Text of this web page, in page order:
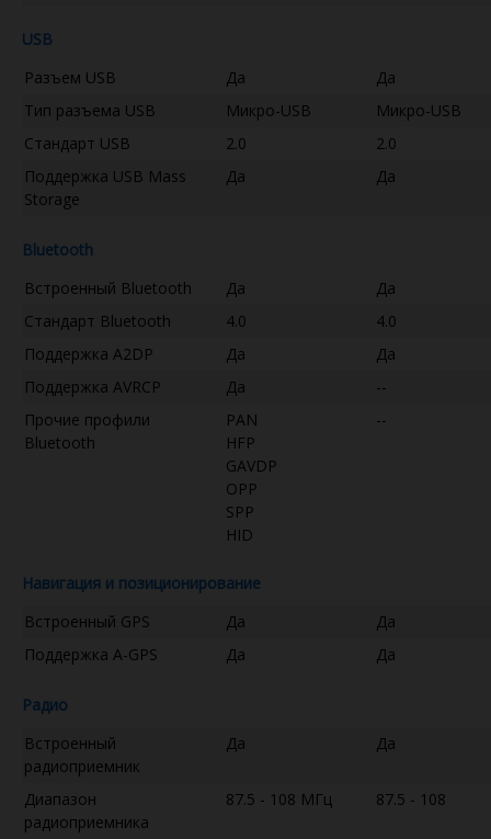
USB
Разъем USB
Да
Да
Тип разъема USB
Микро-USB
Микро-USB
Стандарт USB
2.0
2.0
Поддержка USB Mass
Storage
Да Да
Bluetooth
Встроенный Bluetooth
Да
Да
Стандарт Bluetooth
4.0
4.0
Поддержка A2DP
Да
Да
Поддержка AVRCP
Да
--
Прочие профили
Bluetooth
PAN
HFP
GAVDP
OPP
SPP
HID
--
Навигация и позиционирование
Встроенный GPS
Да
Да
Поддержка A-GPS
Да Да
Радио
Встроенный
радиоприемник
Да Да
Диапазон
радиоприемника
87.5 - 108 МГц 87.5 - 108